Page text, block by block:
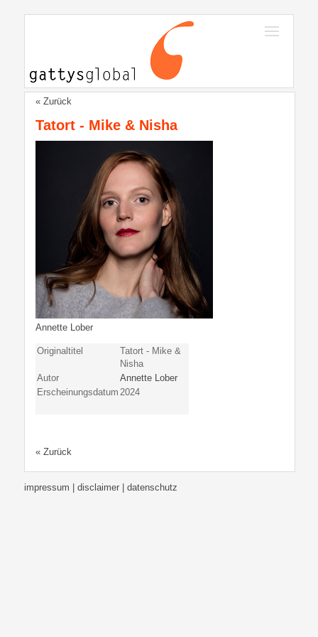
« Zurück
Tatort - Mike & Nisha
Annette Lober
Originaltitel
Tatort - Mike &
Nisha
Autor
Annette Lober
Erscheinungsdatum 2024
« Zurück
impressum | disclaimer | datenschutz